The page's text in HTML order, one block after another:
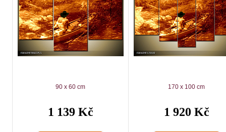
90 x 60 cm
1 139 Kč
170 x 100 cm
1 920 Kč